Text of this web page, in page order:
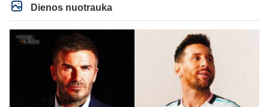
Dienos nuotrauka